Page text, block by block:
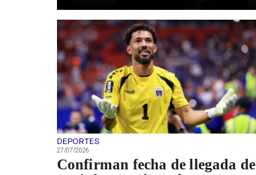
DEPORTES
27/07/2026
Confirman fecha de llegada de